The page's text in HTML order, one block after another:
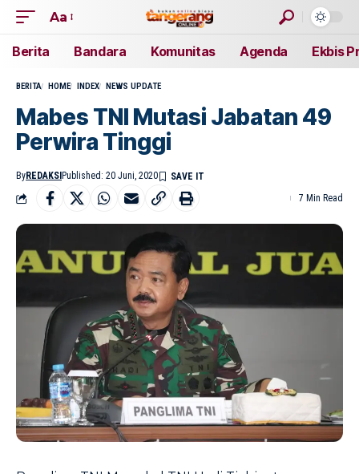
Aa
Berita Bandara Komunitas Agenda Ekbis
BERITA HOME INDEX NEWS UPDATE
Mabes TNI Mutasi Jabatan 49
Perwira Tinggi
ByREDAKSI Published: 20 Juni, 2020
7 Min Read